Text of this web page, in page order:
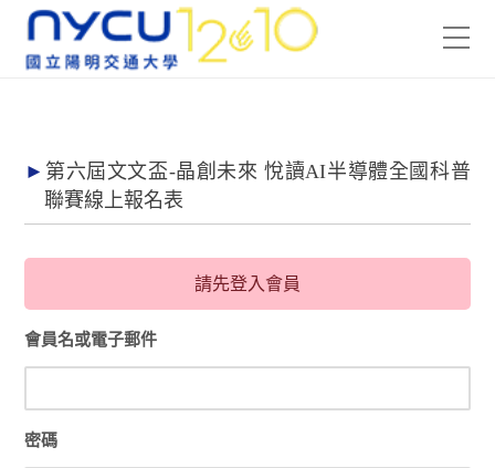
第六屆文文盃-晶創未來 悅讀AI半導體全國科普
聯賽線上報名表
請先登入會員
會員名或電子郵件
密碼